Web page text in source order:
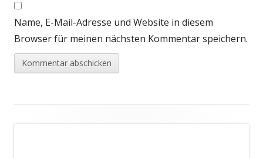
Name, E-Mail-Adresse und Website in diesem
Browser für meinen nächsten Kommentar speichern.